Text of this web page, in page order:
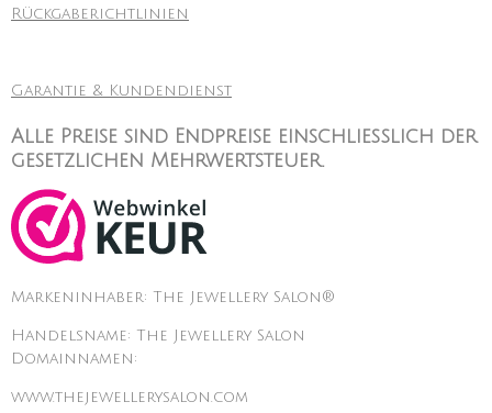
Rückgaberichtlinien
Garantie & Kundendienst
Alle Preise sind Endpreise einschließlich der
gesetzlichen Mehrwertsteuer.
Markeninhaber: The Jewellery Salon®
Handelsname: The Jewellery Salon
Domainnamen:
www.thejewellerysalon.com